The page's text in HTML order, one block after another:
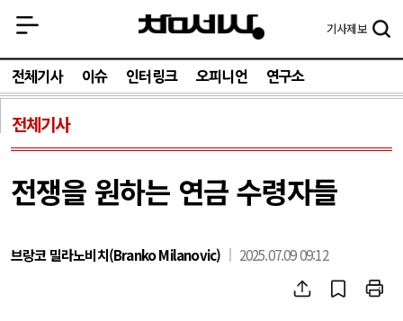
기사제보
전체기사 이슈 인터링크 오피니언 연구소
전체기사
전쟁을 원하는 연금 수령자들
브랑코 밀라노비치(Branko Milanovic) 2025.07.09 09:12